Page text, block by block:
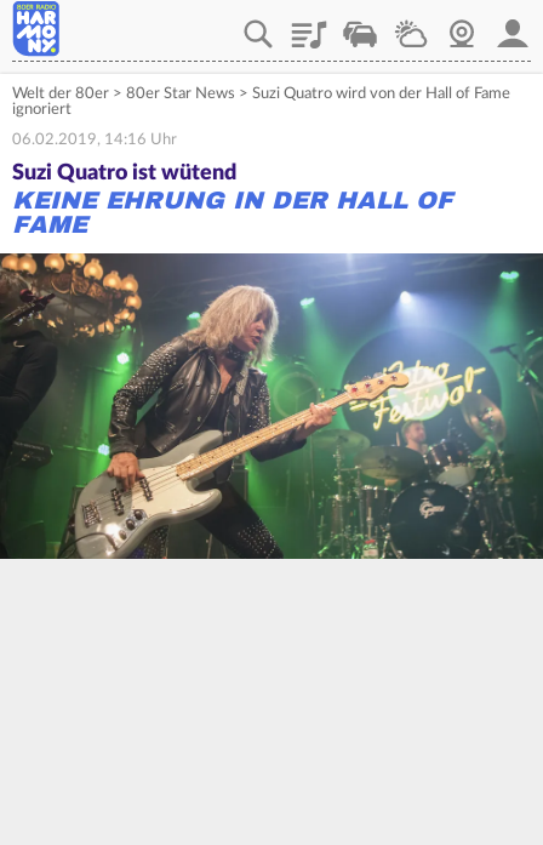
PlaylistVerkehrWetterWebcam
Welt der 80er > 80er Star News > Suzi Quatro wird von der Hall of Fame
ignoriert
06.02.2019, 14:16 Uhr
Suzi Quatro ist wütend
KEINE EHRUNG IN DER HALL OF
FAME